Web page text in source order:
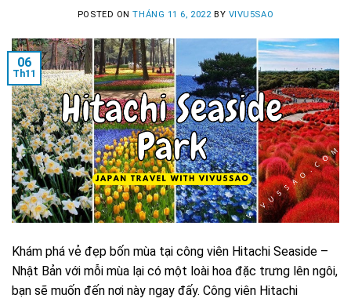
POSTED ONTHÁNG 11 6, 2022 BY VIVU5SAO
06
Th11
Khám phá vẻ đẹp bốn mùa tại công viên Hitachi Seaside –
Nhật Bản với mỗi mùa lại có một loài hoa đặc trưng lên ngôi,
bạn sẽ muốn đến nơi này ngay đấy. Công viên Hitachi